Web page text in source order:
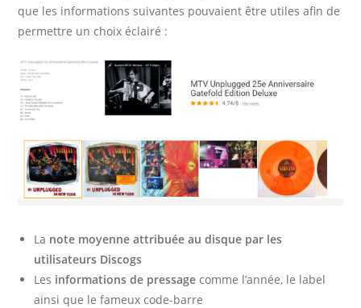
que les informations suivantes pouvaient être utiles afin de
permettre un choix éclairé :
La note moyenne attribuée au disque par les
utilisateurs Discogs
Les informations de pressage comme l’année, le label
ainsi que le fameux code-barre